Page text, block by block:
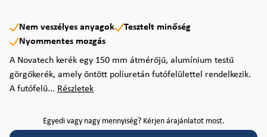
Nem veszélyes anyagok
Tesztelt minőség
Nyommentes mozgás
A Novatech kerék egy 150 mm átmérőjű, alumínium testű
görgőkerék, amely öntött poliuretán futófelülettel rendelkezik.
A futófelü... Részletek
Egyedi vagy nagy mennyiség? Kérjen árajánlatot most.